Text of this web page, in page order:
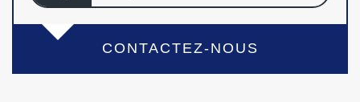
CONTACTEZ-NOUS